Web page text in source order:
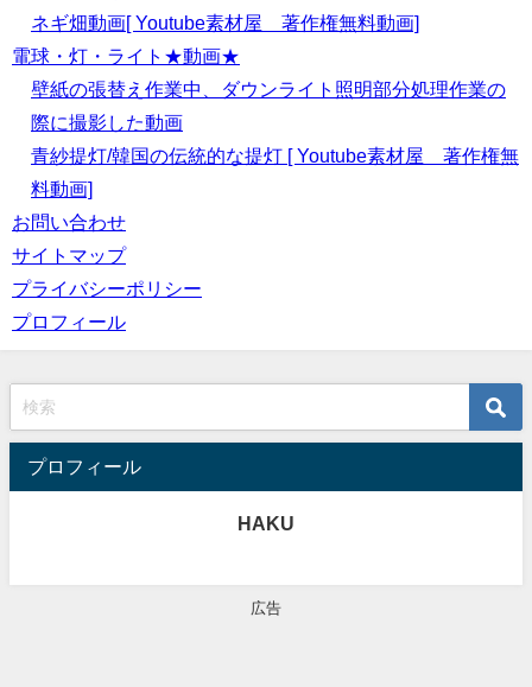
ネギ畑動画[ Youtube素材屋 著作権無料動画]
電球・灯・ライト★動画★
壁紙の張替え作業中、ダウンライト照明部分処理作業の
際に撮影した動画
青紗提灯/韓国の伝統的な提灯 [ Youtube素材屋 著作権無
料動画]
お問い合わせ
サイトマップ
プライバシーポリシー
プロフィール
プロフィール
HAKU
広告